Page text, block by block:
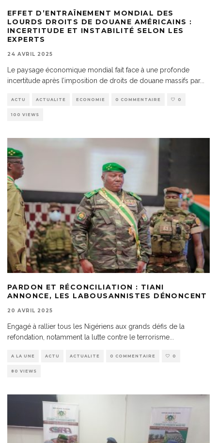
EFFET D’ENTRAÎNEMENT MONDIAL DES
LOURDS DROITS DE DOUANE AMÉRICAINS :
INCERTITUDE ET INSTABILITÉ SELON LES
EXPERTS
24 AVRIL 2025
Le paysage économique mondial fait face à une profonde
incertitude après l’imposition de droits de douane massifs par...
ACTU ACTUALITE ECONOMIE 0 COMMENTAIRE 0
100 VIEWS
PARDON ET RÉCONCILIATION : TIANI
ANNONCE, LES LABOUSANNISTES DÉNONCENT
20 AVRIL 2025
Engagé à rallier tous les Nigériens aux grands défis de la
refondation, notamment la lutte contre le terrorisme...
A LA UNE ACTU ACTUALITE 0 COMMENTAIRE 0
80 VIEWS